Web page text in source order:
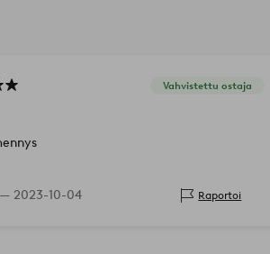
Vahvistettu ostaja
2023-10-04 Raportoi